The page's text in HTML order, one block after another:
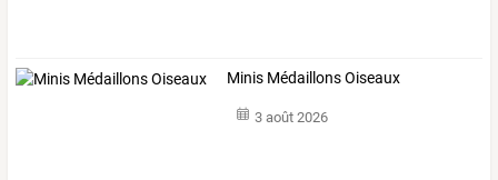
Minis Médaillons Oiseaux
3 août 2026